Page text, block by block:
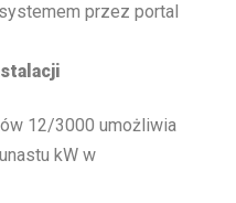
przez portal
12/3000 umożliwia
kW w